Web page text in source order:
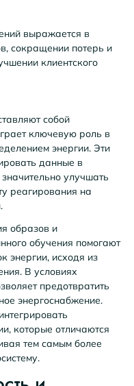
выражается в
сокращении потерь и
клиентского
собой
ключевую роль в
энергии. Эти
данные в
улучшать
реагирования на
образов и
обучения помогают
энергии, исходя из
В условиях
предотвратить
энергоснабжение.
которые отличаются
тем самым более